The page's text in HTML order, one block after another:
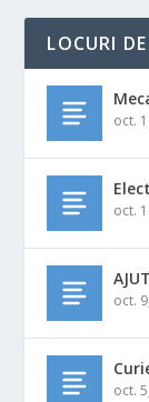
LOCURI
oct.
oct.
oct.
oct.